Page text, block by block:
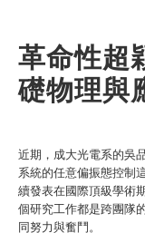
革命性超
礎物理與
近期，成大光電系的吳
系統的任意偏振態控制
續發表在國際頂級學術
個研究工作都是跨團隊
同努力與奮鬥。